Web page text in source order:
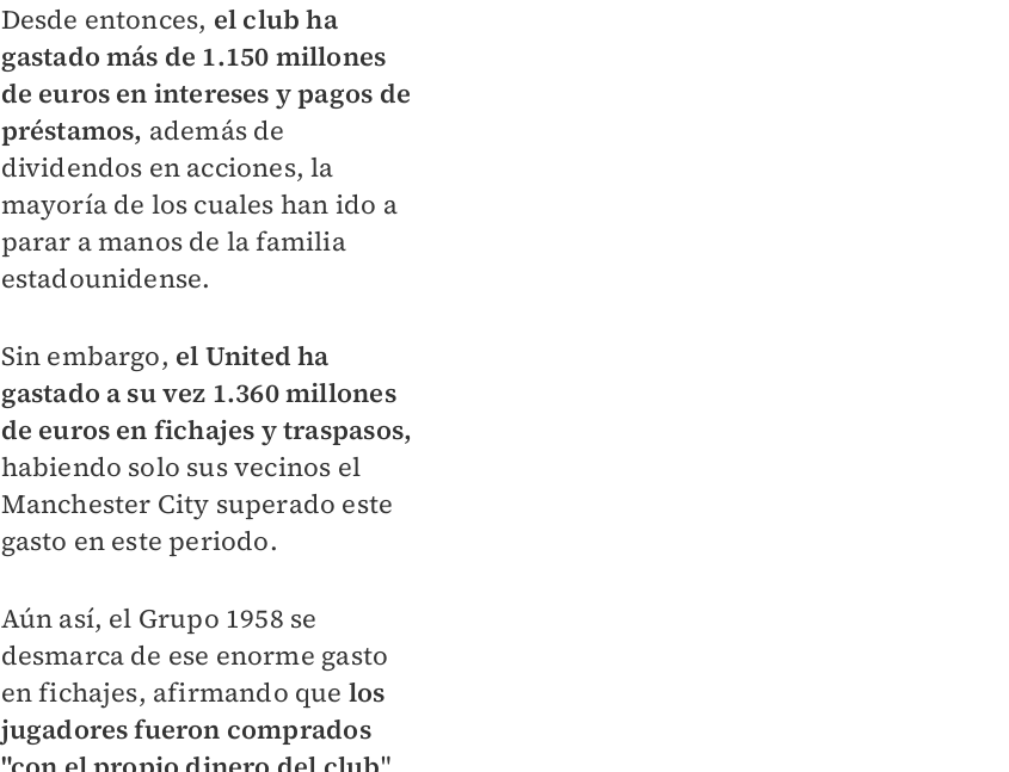
Desde entonces, el club ha
gastado más de 1.150 millones
de euros en intereses y pagos de
préstamos, además de
dividendos en acciones, la
mayoría de los cuales han ido a
parar a manos de la familia
estadounidense.
Sin embargo, el United ha
gastado a su vez 1.360 millones
de euros en fichajes y traspasos,
habiendo solo sus vecinos el
Manchester City superado este
gasto en este periodo.
Aún así, el Grupo 1958 se
desmarca de ese enorme gasto
en fichajes, afirmando que los
jugadores fueron comprados